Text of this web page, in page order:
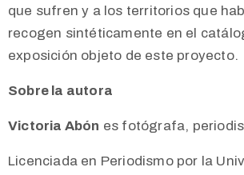
que sufren y a los territorios que
recogen sintéticamente en el
exposición objeto de este proyecto.
Sobre la autora
Victoria Abón es fotógrafa,
Licenciada en Periodismo por la